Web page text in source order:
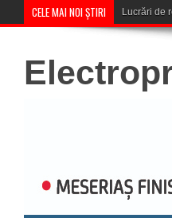
CELE MAI NOI ȘTIRI Corona